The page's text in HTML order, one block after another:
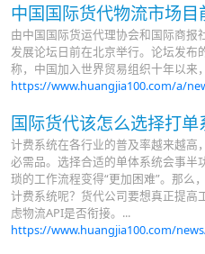
中国国际货代物流市场
由中国国际货运代理协会和国际商报
发展论坛日前在北京举行。论坛发布
称，中国加入世界贸易组织十年以来
https://www.huangjia100.com/a/
国际货代该怎么选择打单
计费系统在各行业的普及率越来越高
必需品。选择合适的单体系统会事半
琐的工作流程变得“更加困难”。那么
计费系统呢？货代公司要想真正提高
虑物流API是否衔接。...
https://www.huangjia100.com/